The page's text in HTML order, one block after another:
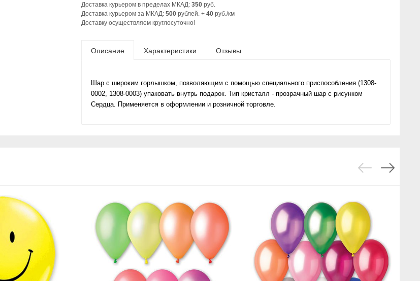
Доставка курьером в пределах МКАД: 350 руб.
Доставка курьером за МКАД: 500 рублей. + 40 руб./км
Доставку осуществляем круглосуточно!
Описание Характеристики Отзывы
Шар с широким горлышком, позволяющим с помощью специального приспособления (1308-
0002, 1308-0003) упаковать внутрь подарок. Тип кристалл - прозрачный шар c рисунком
Сердца. Применяется в оформлении и розничной торговле.